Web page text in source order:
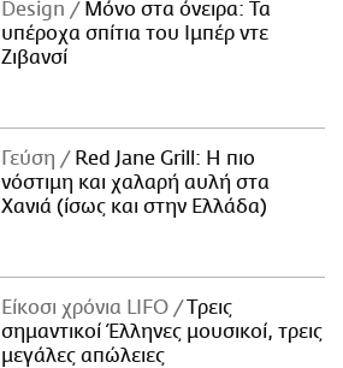
Design
Μόνο στα όνειρα: Τα
υπέροχα σπίτια του Ιμπέρ ντε
Ζιβανσί
Γεύση
Red Jane Grill: Η πιο
νόστιμη και χαλαρή αυλή στα
Χανιά (ίσως και στην Ελλάδα)
Είκοσι χρόνια LIFO
Tρεις
σημαντικοί Έλληνες μουσικοί, τρεις
μεγάλες απώλειες